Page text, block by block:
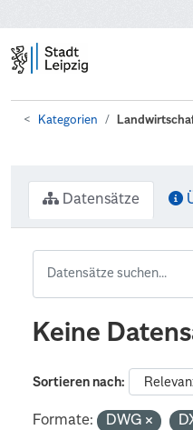
Kategorien
Datensätze
Keine
Sortieren nach
Formate: DWG